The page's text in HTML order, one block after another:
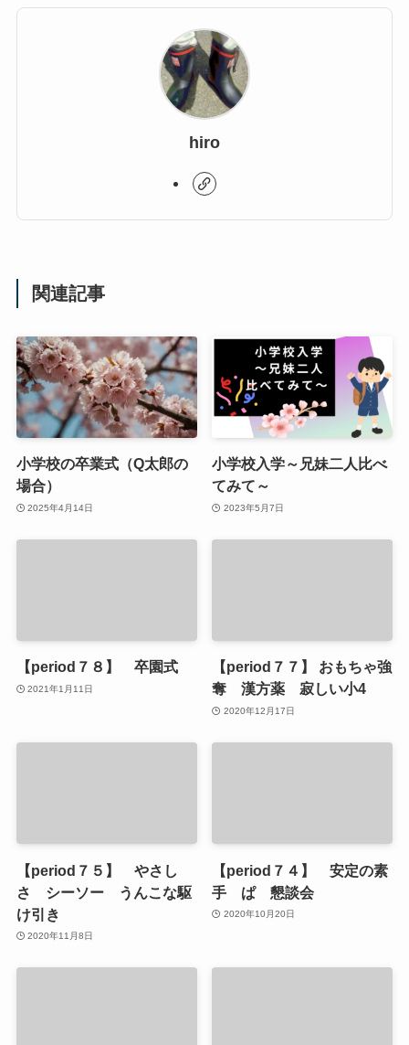
hiro
関連記事
小学校の卒業式（Q太郎の
場合）
2025年4月14日
小学校入学～兄妹二人比べ
てみて～
2023年5月7日
【period７８】 卒園式
2021年1月11日
【period７７】 おもちゃ強
奪 漢方薬 寂しい小4
2020年12月17日
【period７５】 やさし
さ シーソー うんこな駆
け引き
2020年11月8日
【period７４】 安定の素
手 ぱ 懇談会
2020年10月20日